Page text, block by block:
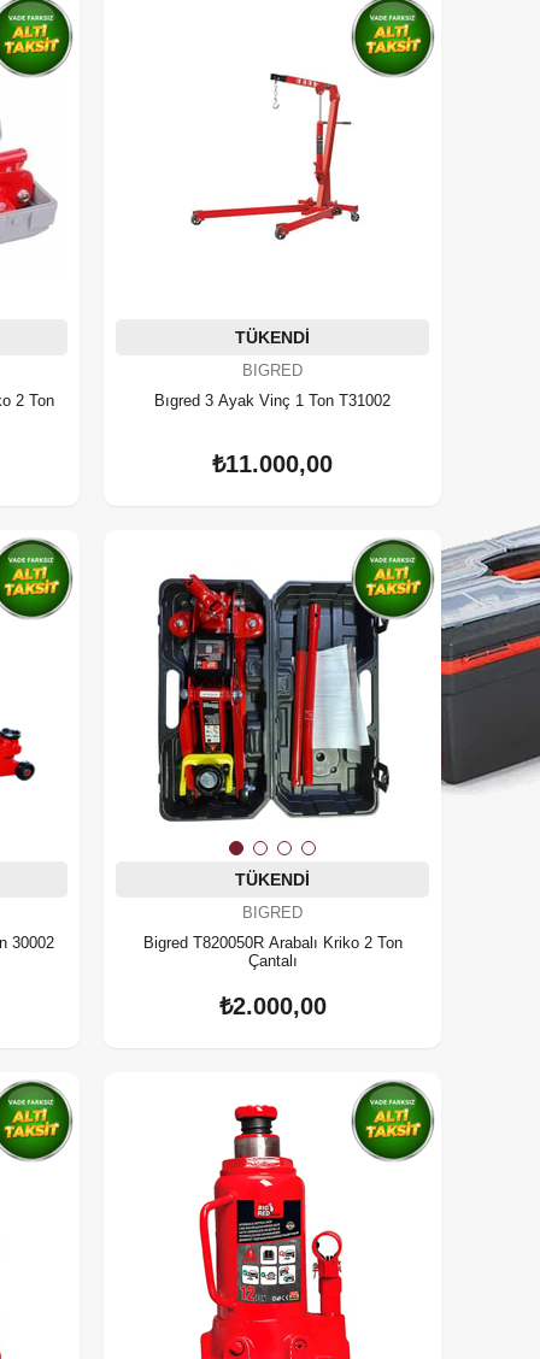
2 Ton
TÜKENDI
BIGRED
Bıgred 3 Ayak Vinç 1 Ton T31002
₺11.000,00
30002
TÜKENDI
BIGRED
Bigred T820050R Arabalı Kriko 2 Ton
Çantalı
₺2.000,00